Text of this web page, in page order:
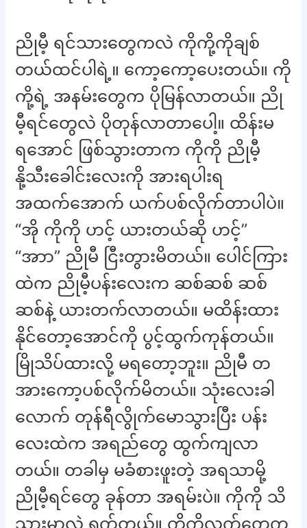
ညိုမီ့ ရင်သားတွေကလဲ ကိုကို့ကိုချစ်
တယ်ထင်ပါရဲ့။ ကော့ကော့ပေးတယ်။ ကို
ကို့ရဲ့ အနမ်းတွေက ပိုမြန်လာတယ်။ ညို
မီ့ရင်တွေလဲ ပိုတုန်လာတာပေါ့။ ထိန်းမ
ရအောင် ဖြစ်သွားတာက ကိုကို ညိုမီ့
နို့သီးခေါင်းလေးကို အားရပါးရ
အထက်အောက် ယက်ပစ်လိုက်တာပါပဲ။
“အို ကိုကို ဟင့် ယားတယ်ဆို ဟင့်”
“အာာ” ညိုမီ ငြီးတွားမိတယ်။ ပေါင်ကြား
ထဲက ညိုမီ့ပန်းလေးက ဆစ်ဆစ် ဆစ်
ဆစ်နဲ့ ယားတက်လာတယ်။ မထိန်းထား
နိုင်တော့အောင်ကို ပွင့်ထွက်ကုန်တယ်။
မြိုသိပ်ထားလို့ မရတော့ဘူး။ ညိုမီ တ
အားကော့ပစ်လိုက်မိတယ်။ သုံးလေးခါ
လောက် တုန်ရီလွိုက်မောသွားပြီး ပန်း
လေးထဲက အရည်တွေ ထွက်ကျလာ
တယ်။ တခါမှ မခံစားဖူးတဲ့ အရသာမို့
ညိုမီ့ရင်တွေ ခုန်တာ အရမ်းပဲ။ ကိုကို သိ
သွားမှာလဲ ရှက်တယ်။ ကိုကို့လက်တွေက